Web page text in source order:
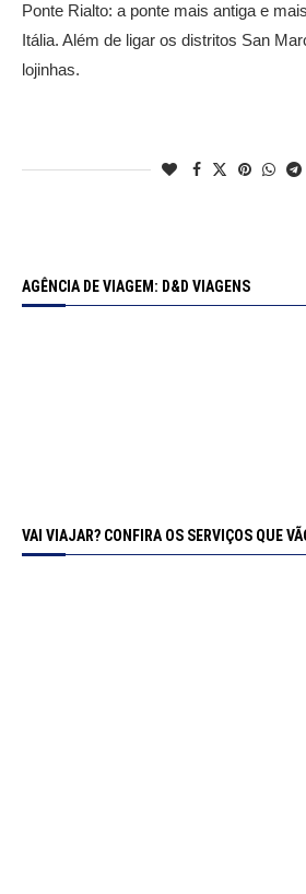
Ponte Rialto: a ponte mais antiga e
Itália. Além de ligar os distritos San
lojinhas.
AGÊNCIA DE VIAGEM: D&D VIAGENS
VAI VIAJAR? CONFIRA OS SERVIÇOS QUE